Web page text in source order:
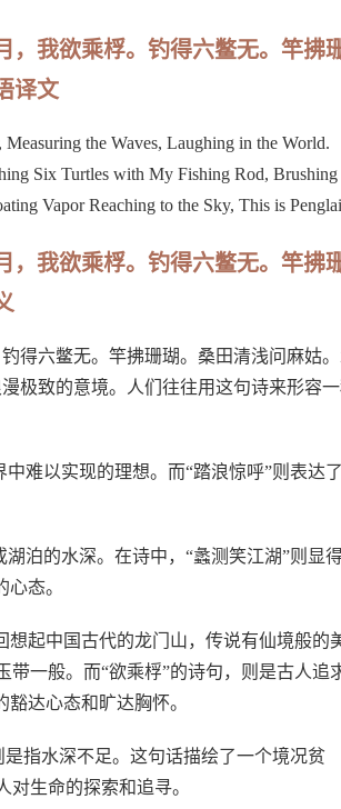
，我欲乘桴。钓得六鳖无。竿拂
译文
the Waves, Laughing in the World.
Six Turtles with My Fishing Rod, Brushing
Vapor Reaching to the Sky, This is
，我欲乘桴。钓得六鳖无。竿拂
得六鳖无。竿拂珊瑚。桑田清浅问麻姑
极致的意境。人们往往用这句诗来形容
难以实现的理想。而“踏浪惊呼”则表达了
泊的水深。在诗中，“蠡测笑江湖”则显
态。
想起中国古代的龙门山，传说有仙境般的
一般。而“欲乘桴”的诗句，则是古人追
达心态和旷达胸怀。
指水深不足。这句话描绘了一个境况贫
生命的探索和追寻。